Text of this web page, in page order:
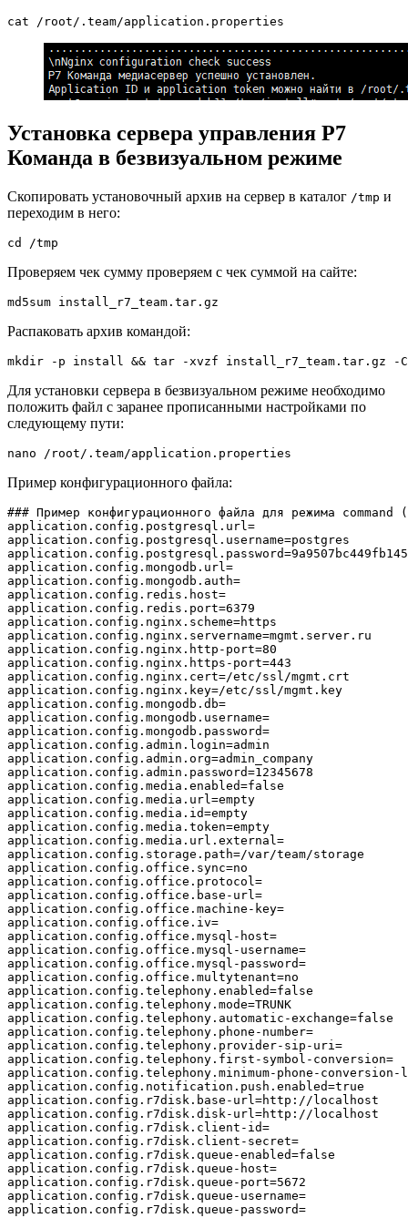
cat /root/.team/application.properties
Установка сервера управления Р7
Команда в безвизуальном режиме
Скопировать установочный архив на сервер в каталог /tmp и
переходим в него:
cd /tmp
Проверяем чек сумму проверяем с чек суммой на сайте:
md5sum install_r7_team.tar.gz
Распаковать архив командой:
mkdir -p install && tar -xvzf install_r7_team.tar.gz -
Для установки сервера в безвизуальном режиме необходимо
положить файл с заранее прописанными настройками по
следующему пути:
nano /root/.team/application.properties
Пример конфигурационного файла:
### Пример конфигурационного файла для режима
application.config.postgresql.url=
application.config.postgresql.username=postgres
application.config.mongodb.url=
application.config.mongodb.auth=
application.config.redis.host=
application.config.redis.port=6379
application.config.nginx.scheme=https
application.config.nginx.servername=mgmt.server.ru
application.config.nginx.http-port=80
application.config.nginx.https-port=443
application.config.nginx.cert=/etc/ssl/mgmt.crt
application.config.nginx.key=/etc/ssl/mgmt.key
application.config.mongodb.db=
application.config.mongodb.username=
application.config.mongodb.password=
application.config.admin.login=admin
application.config.admin.org=admin_company
application.config.admin.password=12345678
application.config.media.enabled=false
application.config.media.url=empty
application.config.media.id=empty
application.config.media.token=empty
application.config.media.url.external=
application.config.storage.path=/var/team/storage
application.config.office.sync=no
application.config.office.protocol=
application.config.office.base-url=
application.config.office.machine-key=
application.config.office.iv=
application.config.office.mysql-host=
application.config.office.mysql-username=
application.config.office.mysql-password=
application.config.office.multytenant=no
application.config.telephony.enabled=false
application.config.telephony.mode=TRUNK
application.config.telephony.automatic-exchange=false
application.config.telephony.phone-number=
application.config.telephony.provider-sip-uri=
application.config.telephony.first-symbol-conversion=
application.config.telephony.minimum-phone-conversion-
application.config.notification.push.enabled=true
application.config.r7disk.base-url=http://localhost
application.config.r7disk.disk-url=http://localhost
application.config.r7disk.client-id=
application.config.r7disk.client-secret=
application.config.r7disk.queue-enabled=false
application.config.r7disk.queue-host=
application.config.r7disk.queue-port=5672
application.config.r7disk.queue-username=
application.config.r7disk.queue-password=